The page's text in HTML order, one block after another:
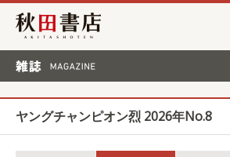
秋田書店
ヤングチャンピオン烈 2026年No.8